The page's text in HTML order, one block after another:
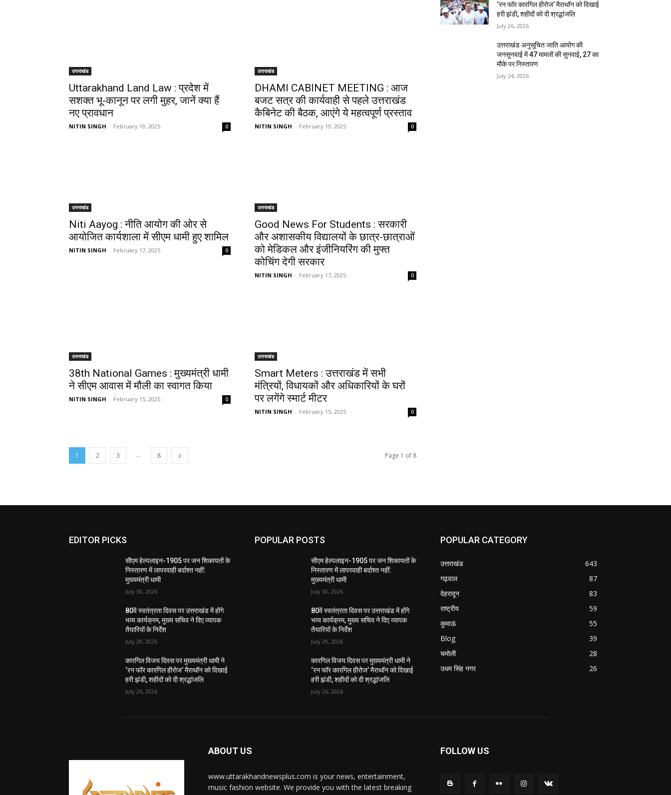
उत्तराखंड
Uttarakhand Land Law : प्रदेश में
सशक्त भू-कानून पर लगी मुहर, जानें क्या हैं
नए प्रावधान
NITIN SINGH - February 19, 2025 0
उत्तराखंड
DHAMI CABINET MEETING : आज
बजट सत्र की कार्यवाही से पहले उत्तराखंड
कैबिनेट की बैठक, आएंगे ये महत्वपूर्ण प्रस्ताव
NITIN SINGH - February 19, 2025 0
उत्तराखंड
Niti Aayog : नीति आयोग की ओर से
आयोजित कार्यशाला में सीएम धामी हुए शामिल
NITIN SINGH - February 17, 2025 0
उत्तराखंड
Good News For Students : सरकारी
और अशासकीय विद्यालयों के छात्र-छात्राओं
को मेडिकल और इंजीनियरिंग की मुफ्त
कोचिंग देगी सरकार
NITIN SINGH - February 17, 2025 0
उत्तराखंड
38th National Games : मुख्यमंत्री धामी
ने सीएम आवास में मौली का स्वागत किया
NITIN SINGH - February 15, 2025 0
उत्तराखंड
Smart Meters : उत्तराखंड में सभी
मंत्रियों, विधायकों और अधिकारियों के घरों
पर लगेंगे स्मार्ट मीटर
NITIN SINGH - February 15, 2025 0
1 2 3 ... 8 Page 1 of 8
‘रन फॉर कारगिल हीरोज’ मैराथॉन को दिखाई
हरी झंडी, शहीदों को दी श्रद्धांजलि
July 26, 2026
उत्तराखंड अनुसूचित जाति आयोग की
जनसुनवाई में 47 मामलों की सुनवाई, 27 का
मौके पर निस्तारण
July 24, 2026
EDITOR PICKS
सीएम हेल्पलाइन-1905 पर जन शिकायतों के
निस्तारण में लापरवाही बर्दाश्त नहीं:
मुख्यमंत्री धामी
July 30, 2026
80वें स्वतंत्रता दिवस पर उत्तराखंड में होंगे
भव्य कार्यक्रम, मुख्य सचिव ने दिए व्यापक
तैयारियों के निर्देश
July 29, 2026
कारगिल विजय दिवस पर मुख्यमंत्री धामी ने
‘रन फॉर कारगिल हीरोज’ मैराथॉन को दिखाई
हरी झंडी, शहीदों को दी श्रद्धांजलि
July 26, 2026
POPULAR POSTS
सीएम हेल्पलाइन-1905 पर जन शिकायतों के
निस्तारण में लापरवाही बर्दाश्त नहीं:
मुख्यमंत्री धामी
July 30, 2026
80वें स्वतंत्रता दिवस पर उत्तराखंड में होंगे
भव्य कार्यक्रम, मुख्य सचिव ने दिए व्यापक
तैयारियों के निर्देश
July 29, 2026
कारगिल विजय दिवस पर मुख्यमंत्री धामी ने
‘रन फॉर कारगिल हीरोज’ मैराथॉन को दिखाई
हरी झंडी, शहीदों को दी श्रद्धांजलि
July 26, 2026
POPULAR CATEGORY
उत्तराखंड
643
गढ़वाल
87
देहरादून
83
राष्ट्रीय
59
कुमाऊं
55
Blog
39
चमोली
28
उधम सिंह नगर
26
ABOUT US
www.uttarakhandnewsplus.com is your news, entertainment,
music fashion website. We provide you with the latest breaking
FOLLOW US